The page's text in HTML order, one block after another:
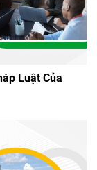
Luật Của